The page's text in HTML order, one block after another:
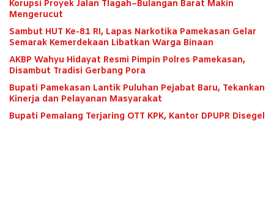
Korupsi Proyek Jalan Tlagah–Bulangan Barat Makin
Mengerucut
Sambut HUT Ke-81 RI, Lapas Narkotika Pamekasan Gelar
Semarak Kemerdekaan Libatkan Warga Binaan
AKBP Wahyu Hidayat Resmi Pimpin Polres Pamekasan,
Disambut Tradisi Gerbang Pora
Bupati Pamekasan Lantik Puluhan Pejabat Baru, Tekankan
Kinerja dan Pelayanan Masyarakat
Bupati Pemalang Terjaring OTT KPK, Kantor DPUPR Disegel